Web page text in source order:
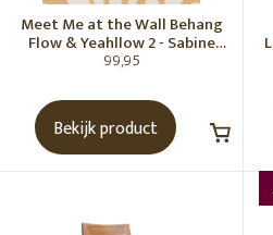
Meet Me at the Wall Behang
Flow & Yeahllow 2 - Sabine
van Vessem
99,95
Bekijk product